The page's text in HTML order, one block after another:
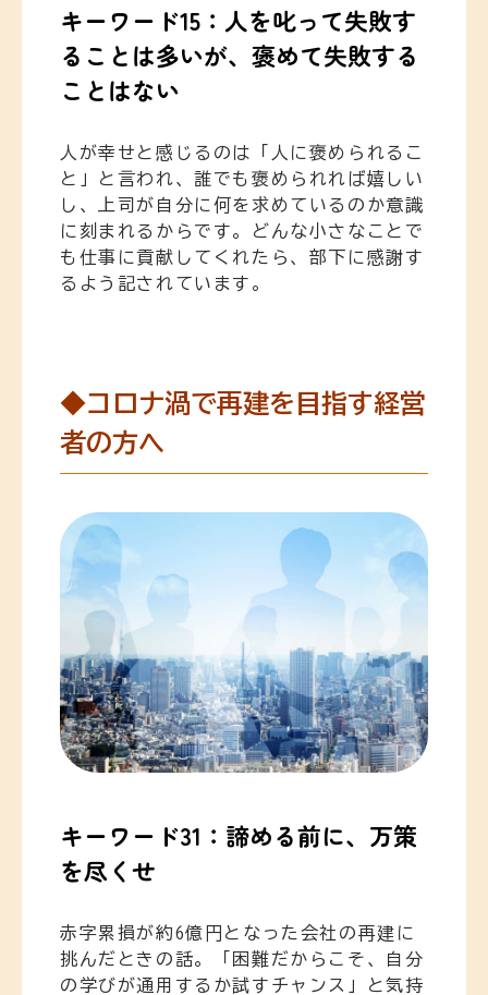
キーワード15：人を叱って失敗す
ることは多いが、褒めて失敗する
ことはない
人が幸せと感じるのは「人に褒められるこ
と」と言われ、誰でも褒められれば嬉しい
し、上司が自分に何を求めているのか意識
に刻まれるからです。どんな小さなことで
も仕事に貢献してくれたら、部下に感謝す
るよう記されています。
◆コロナ渦で再建を目指す経営
者の方へ
キーワード31：諦める前に、万策
を尽くせ
赤字累損が約6億円となった会社の再建に
挑んだときの話。「困難だからこそ、自分
の学びが通用するか試すチャンス」と気持